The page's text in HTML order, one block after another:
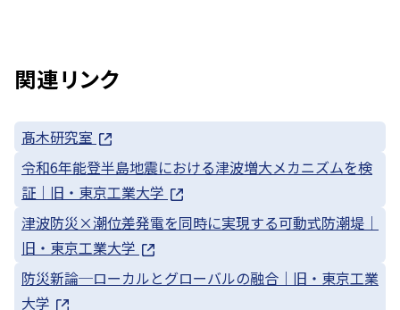
関連リンク
髙木研究室
令和6年能登半島地震における津波増大メカニズムを検
証｜旧・東京工業大学
津波防災×潮位差発電を同時に実現する可動式防潮堤｜
旧・東京工業大学
防災新論─ローカルとグローバルの融合｜旧・東京工業
大学